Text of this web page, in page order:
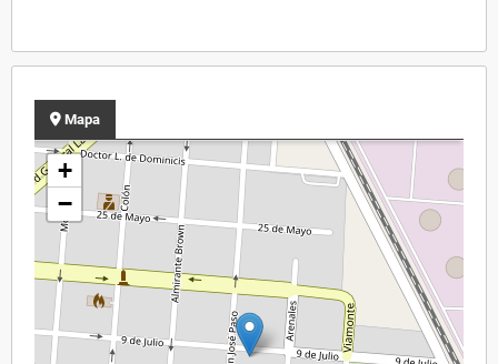
Mapa
+
−